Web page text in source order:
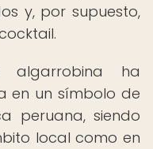
y, por supuesto,
ha
en un símbolo de
peruana, siendo
local como en